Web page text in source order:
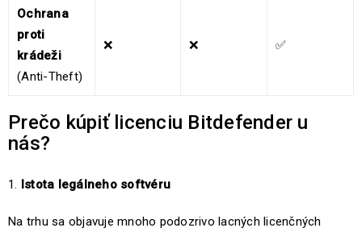
Ochrana
proti
krádeži
(Anti-Theft)
❌ ❌ ✅
Prečo kúpiť licenciu Bitdefender u
nás?
Istota legálneho softvéru
Na trhu sa objavuje mnoho podozrivo lacných licenčných